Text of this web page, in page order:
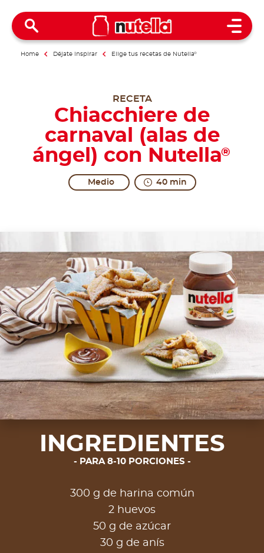
Open
Home Déjate inspirar Elige tus recetas de Nutella®
RECETA
Chiacchiere de
carnaval (alas de
ángel) con Nutella®
Medio 40 min
Every single region of Italy has a different name
INGREDIENTES
PARA 8-10 PORCIONES
300 g de harina común
2 huevos
50 g de azúcar
30 g de anís